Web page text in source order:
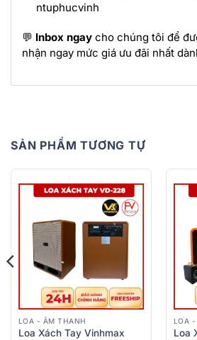
ntuphucvinh
💬 Inbox ngay cho chúng tôi để
nhận ngay mức giá ưu đãi nhất
SẢN PHẨM TƯƠNG TỰ
LOA - ÂM THANH
Loa Xách Tay Vinhmax
LOA
Loa